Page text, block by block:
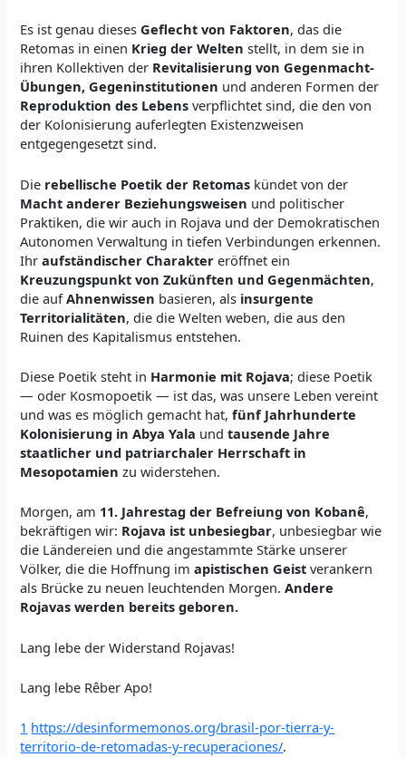
Es ist genau diesesGeflecht von Faktoren, das die
Retomas in einen Krieg der Welten stellt, in dem sie in
ihren Kollektiven der Revitalisierung von Gegenmacht-
Übungen, Gegeninstitutionen und anderen Formen der
Reproduktion des Lebens verpflichtet sind, die den von
der Kolonisierung auferlegten Existenzweisen
entgegengesetzt sind.
Die rebellische Poetik der Retomas kündet von der
Macht anderer Beziehungsweisen und politischer
Praktiken, die wir auch in Rojava und der Demokratischen
Autonomen Verwaltung in tiefen Verbindungen erkennen.
Ihraufständischer Charakter eröffnet ein
Kreuzungspunkt von Zukünften und Gegenmächten,
die aufAhnenwissen basieren, als insurgente
Territorialitäten, die die Welten weben, die aus den
Ruinen des Kapitalismus entstehen.
Diese Poetik steht in Harmonie mit Rojava; diese Poetik
— oder Kosmopoetik — ist das, was unsere Leben vereint
und was es möglich gemacht hat,fünf Jahrhunderte
Kolonisierung in Abya Yala undtausende Jahre
staatlicher und patriarchaler Herrschaft in
Mesopotamien zu widerstehen.
Morgen, am 11. Jahrestag der Befreiung von Kobanê,
bekräftigen wir: Rojava ist unbesiegbar, unbesiegbar wie
die Ländereien und die angestammte Stärke unserer
Völker, die die Hoffnung imapistischen Geist verankern
als Brücke zu neuen leuchtenden Morgen.Andere
Rojavas werden bereits geboren.
Lang lebe der Widerstand Rojavas!
Lang lebe Rêber Apo!
1 https://desinformemonos.org/brasil-por-tierra-y-
territorio-de-retomadas-y-recuperaciones/.